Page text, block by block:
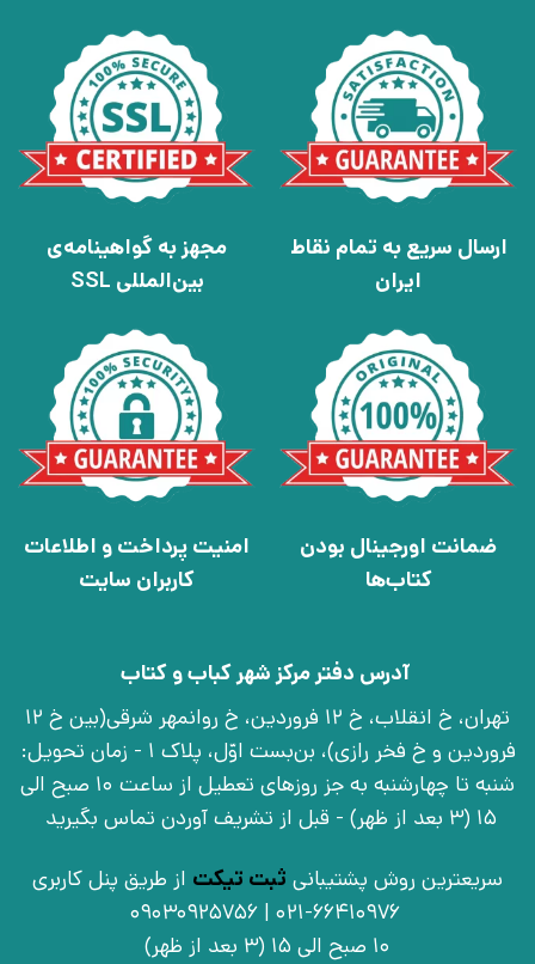
ارسال سریع به تمام نقاط
ایران
مجهز به گواهینامه‌ی
بین‌المللی SSL
ضمانت اورجینال بودن
کتاب‌ها
امنیت پرداخت و اطلاعات
کاربران سایت
آدرس دفتر مرکز شهر کباب و کتاب
تهران، خ انقلاب، خ 12 فروردین، خ روانمهر شرقی(بین خ 12
فروردین و خ فخر رازی)، بن‌بست اوّل، پلاک 1 - زمان تحویل:
شنبه تا چهارشنبه به جز روزهای تعطیل از ساعت 10 صبح الی
15 (3 بعد از ظهر) - قبل از تشریف آوردن تماس بگیرید
سریعترین روش پشتیبانی ثبت تیکت از طریق پنل کاربری
021-66410976 | 09030925756
10 صبح الی 15 (3 بعد از ظهر)